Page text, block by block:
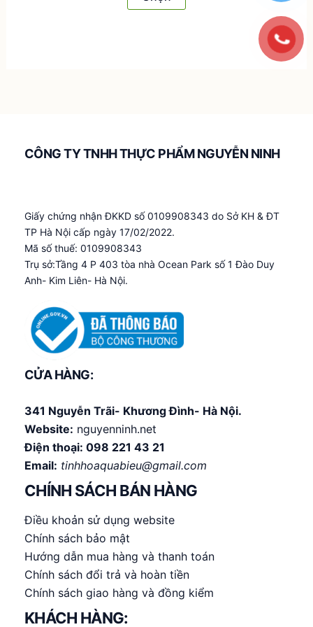
60.000 ₫.
chọn
chọn
trang
CÔNG TY TNHH THỰC PHẨM NGUYỄN NINH
Giấy chứng nhận ĐKKD số 0109908343 do Sở KH & ĐT
TP Hà Nội cấp ngày 17/02/2022.
Mã số thuế: 0109908343
Trụ sở:Tầng 4 P 403 tòa nhà Ocean Park số 1 Đào Duy
Anh- Kim Liên- Hà Nội.
CỬA HÀNG:
341 Nguyễn Trãi- Khương Đình- Hà Nội.
Website: nguyenninh.net
Điện thoại: 098 221 43 21
Email: tinhhoaquabieu@gmail.com
CHÍNH SÁCH BÁN HÀNG
Điều khoản sử dụng website
Chính sách bảo mật
Hướng dẫn mua hàng và thanh toán
Chính sách đổi trả và hoàn tiền
Chính sách giao hàng và đồng kiểm
KHÁCH HÀNG: